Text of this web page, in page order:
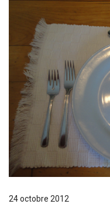
24 octobre 2012